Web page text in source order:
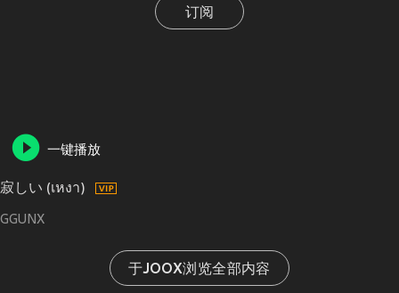
订阅
一键播放
寂しい (เหงา)
GGUNX
于JOOX浏览全部内容